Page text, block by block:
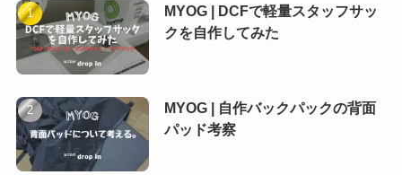
MYOG | DCFで軽量スタッフサッ
クを自作してみた
MYOG | 自作バックパックの背面
パッド考察